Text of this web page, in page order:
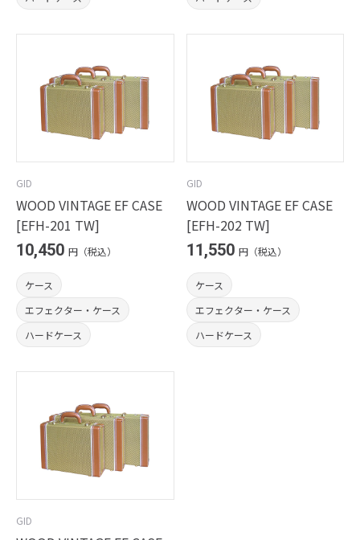
GID
WOOD VINTAGE EF CASE
[EFH-201 TW]
10,450 円（税込）
ケース
エフェクター・ケース
ハードケース
GID
WOOD VINTAGE EF CASE
[EFH-202 TW]
11,550 円（税込）
ケース
エフェクター・ケース
ハードケース
GID